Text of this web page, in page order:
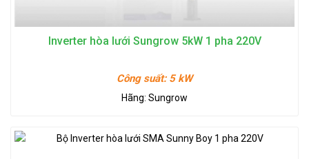
Inverter hòa lưới Sungrow 5kW 1 pha 220V
Công suất: 5 kW
Hãng: Sungrow